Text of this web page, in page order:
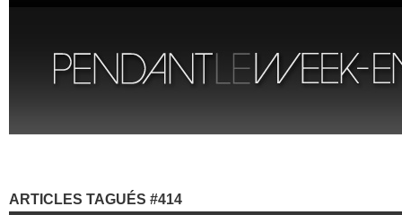
ARTICLES TAGUÉS #414